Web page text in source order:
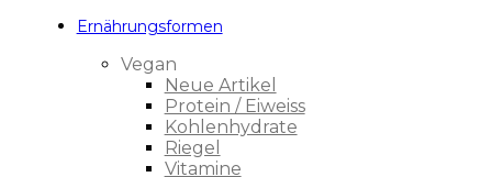
Ernährungsformen
Vegan
Neue Artikel
Protein / Eiweiss
Kohlenhydrate
Riegel
Vitamine